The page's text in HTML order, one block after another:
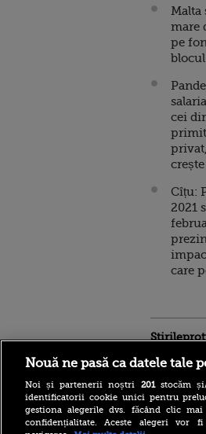
Malta
mare
pe
cei
primit
crește
Cîțu:
2021
care
Nouă ne pasă ca datele tale
Noi și partenerii noștri 201stocăm și/
identificatorii cookie unici pentru
gestiona alegerile dvs. făcând clic
confidențialitate. Aceste alegeri